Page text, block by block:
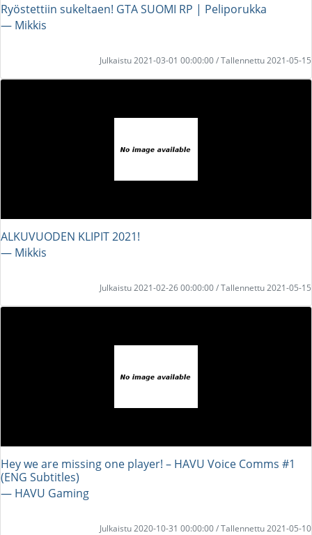
Ryöstettiin sukeltaen! GTA SUOMI RP | Peliporukka
― Mikkis
Julkaistu 2021-03-01 00:00:00 / Tallennettu 2021-05-15
ALKUVUODEN KLIPIT 2021!
― Mikkis
Julkaistu 2021-02-26 00:00:00 / Tallennettu 2021-05-15
Hey we are missing one player! – HAVU Voice Comms #1
(ENG Subtitles)
― HAVU Gaming
Julkaistu 2020-10-31 00:00:00 / Tallennettu 2021-05-10